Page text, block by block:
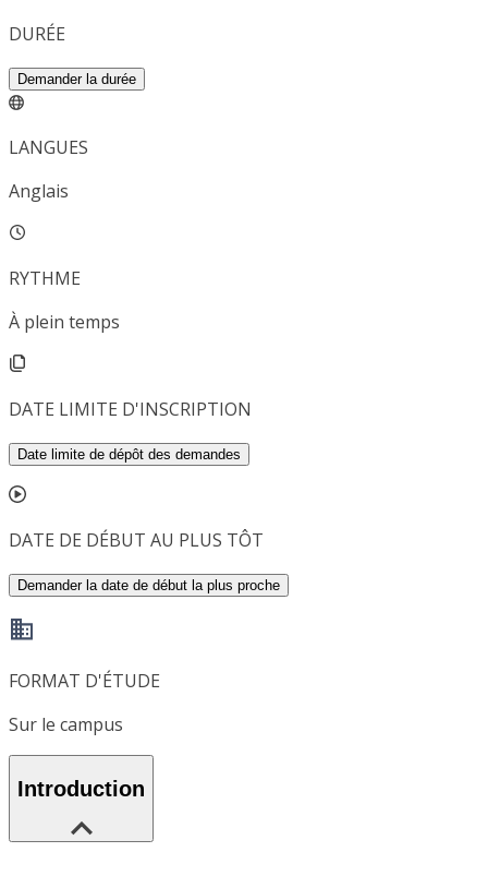
DURÉE
Demander la durée
LANGUES
Anglais
RYTHME
À plein temps
DATE LIMITE D'INSCRIPTION
Date limite de dépôt des demandes
DATE DE DÉBUT AU PLUS TÔT
Demander la date de début la plus proche
FORMAT D'ÉTUDE
Sur le campus
Introduction